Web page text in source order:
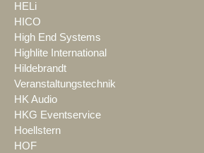
HELi
HICO
High End Systems
Highlite International
Hildebrandt
Veranstaltungstechnik
HK Audio
HKG Eventservice
Hoellstern
HOF